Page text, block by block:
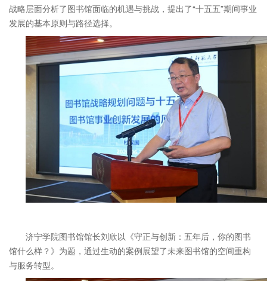
战略层面分析了图书馆面临的机遇与挑战，提出了“十五五”期间事业
发展的基本原则与路径选择。
济宁学院图书馆馆长刘欣以《守正与创新：五年后，你的图书
馆什么样？》为题，通过生动的案例展望了未来图书馆的空间重构
与服务转型。